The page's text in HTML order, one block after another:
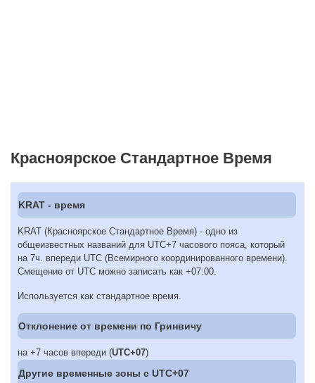
Красноярское Стандартное Время
KRAT - время
KRAT (Красноярское Стандартное Время) - одно из
общеизвестных названий для UTC+7 часового пояса, который
на 7ч. впереди UTC (Всемирного координированного времени).
Смещение от UTC можно записать как +07:00.
Используется как стандартное время.
Отклонение от времени по Гринвичу
на +7 часов впереди (UTC+07)
Другие временные зоны c UTC+07